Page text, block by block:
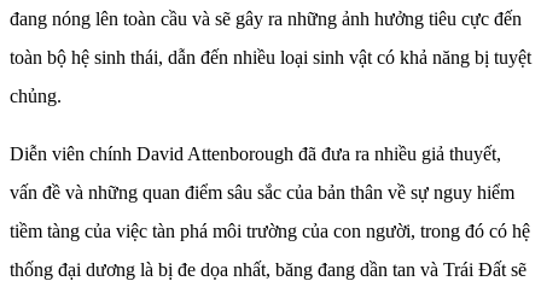
đang nóng lên toàn cầu và sẽ gây ra những ảnh hưởng tiêu cực đến
toàn bộ hệ sinh thái, dẫn đến nhiều loại sinh vật có khả năng bị tuyệt
chủng.
Diễn viên chính David Attenborough đã đưa ra nhiều giả thuyết,
vấn đề và những quan điểm sâu sắc của bản thân về sự nguy hiểm
tiềm tàng của việc tàn phá môi trường của con người, trong đó có hệ
thống đại dương là bị đe dọa nhất, băng đang dần tan và Trái Đất sẽ